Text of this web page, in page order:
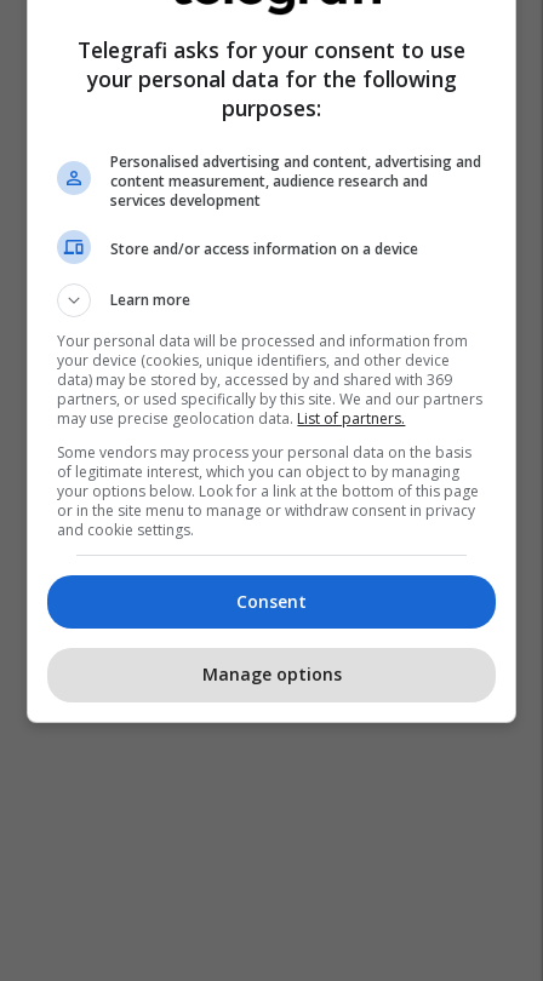
Si Bernardo Silva mund ta
dëshmojë vetën si pasuesi i
Edonis Bytyqi
A po don me rrnu n’deti?
Plan B Creative rrit ndikimin e
biznesit tuaj online
Po kërkoni mjek apo klinikë në
GjejeMjekun.com
GjejeMjekun
Telegrafi asks for your consent to use
your personal data for the following
purposes:
Personalised advertising and content, advertising and
content measurement, audience research and
services development
Store and/or access information on a device
Learn more
Your personal data will be processed and information from
your device (cookies, unique identifiers, and other device
data) may be stored by, accessed by and shared with 369
partners, or used specifically by this site. We and our partners
may use precise geolocation data. List of partners.
Some vendors may process your personal data on the basis
of legitimate interest, which you can object to by managing
your options below. Look for a link at the bottom of this page
or in the site menu to manage or withdraw consent in privacy
and cookie settings.
Consent
Manage options